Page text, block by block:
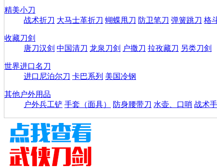
精美小刀
战术折刀 大马士革折刀 蝴蝶甩刀 防卫笔刀 弹簧跳刀 格
收藏刀剑
唐刀汉剑 中国清刀 龙泉刀剑 户撒刀 拉孜藏刀 另类刀剑
世界进口名刀
进口尼泊尔刀 卡巴系列 美国冷钢
其他户外用品
户外兵工铲 手套（面具） 防身腰带刀 水壶、口哨 战术